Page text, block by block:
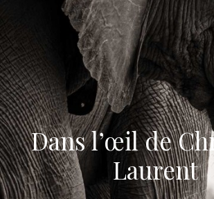
RECHERCHE
Dans l’œil de
Laurent